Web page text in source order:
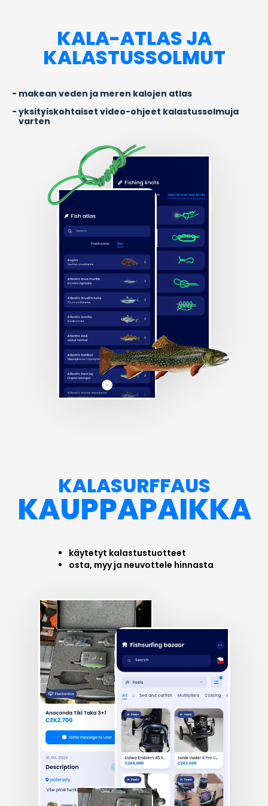
KALA-ATLAS JA
KALASTUSSOLMUT
makean veden ja meren kalojen atlas
yksityiskohtaiset video-ohjeet kalastussolmuja
varten
KALASURFFAUS
KAUPPAPAIKKA
käytetyt kalastustuotteet
osta, myy ja neuvottele hinnasta